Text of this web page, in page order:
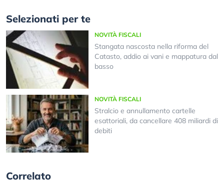
Selezionati per te
NOVITÀ FISCALI
Stangata nascosta nella riforma del
Catasto, addio ai vani e mappatura dal
basso
NOVITÀ FISCALI
Stralcio e annullamento cartelle
esattoriali, da cancellare 408 miliardi di
debiti
Correlato